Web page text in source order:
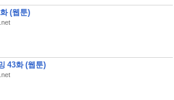
(웹툰)
43화 (웹툰)